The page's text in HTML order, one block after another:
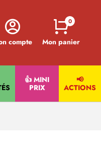
compte Mon panier
0
👍 MINI
PRIX
📢
ACTIONS